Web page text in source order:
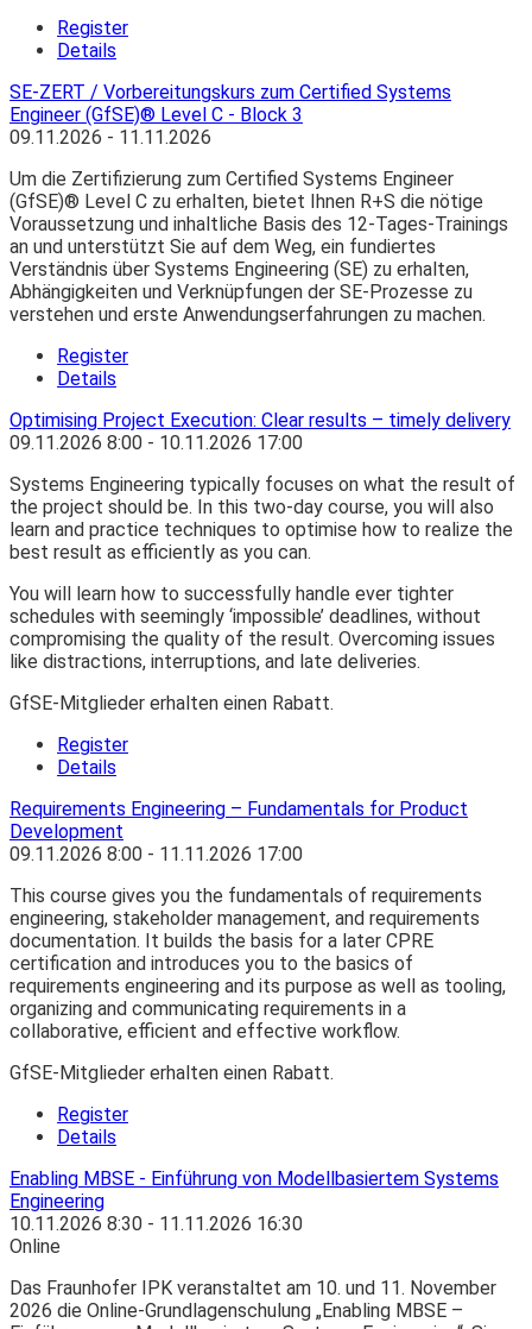
Register
Details
SE-ZERT / Vorbereitungskurs zum Certified Systems
Engineer (GfSE)® Level C - Block 3
09.11.2026 - 11.11.2026
Um die Zertifizierung zum Certified Systems Engineer
(GfSE)® Level C zu erhalten, bietet Ihnen R+S die nötige
Voraussetzung und inhaltliche Basis des 12-Tages-Trainings
an und unterstützt Sie auf dem Weg, ein fundiertes
Verständnis über Systems Engineering (SE) zu erhalten,
Abhängigkeiten und Verknüpfungen der SE-Prozesse zu
verstehen und erste Anwendungserfahrungen zu machen.
Register
Details
Optimising Project Execution: Clear results – timely delivery
09.11.2026 8:00 - 10.11.2026 17:00
Systems Engineering typically focuses on what the result of
the project should be. In this two-day course, you will also
learn and practice techniques to optimise how to realize the
best result as efficiently as you can.
You will learn how to successfully handle ever tighter
schedules with seemingly ‘impossible’ deadlines, without
compromising the quality of the result. Overcoming issues
like distractions, interruptions, and late deliveries.
GfSE-Mitglieder erhalten einen Rabatt.
Register
Details
Requirements Engineering – Fundamentals for Product
Development
09.11.2026 8:00 - 11.11.2026 17:00
This course gives you the fundamentals of requirements
engineering, stakeholder management, and requirements
documentation. It builds the basis for a later CPRE
certification and introduces you to the basics of
requirements engineering and its purpose as well as tooling,
organizing and communicating requirements in a
collaborative, efficient and effective workflow.
GfSE-Mitglieder erhalten einen Rabatt.
Register
Details
Enabling MBSE - Einführung von Modellbasiertem Systems
Engineering
10.11.2026 8:30 - 11.11.2026 16:30
Online
Das Fraunhofer IPK veranstaltet am 10. und 11. November
2026 die Online-Grundlagenschulung „Enabling MBSE –